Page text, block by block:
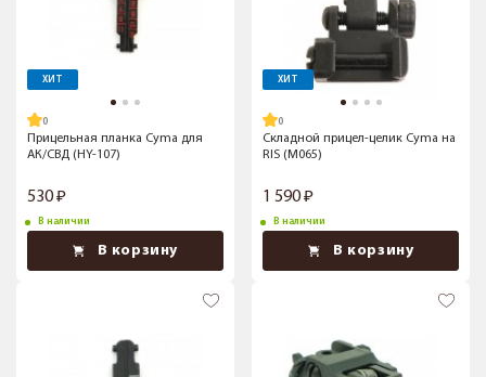
ХИТ
Прицельная планка Cyma для
АК/СВД (HY-107)
530
В наличии
В корзину
ХИТ
Складной прицел-целик Cyma на
RIS (M065)
1 590
В наличии
В корзину